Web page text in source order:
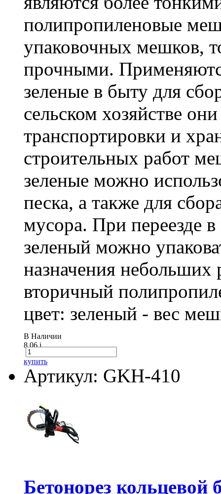
полипропиленовые
упаковочных мешков,
прочными.
зеленые в быту для
сельском хозяйстве
транспортировки и
строительных работ
зеленые можно
песка, а также для
мусора. При переезде
зеленый можно
назначения небольших
вторичный
цвет: зеленый - вес
В Наличии
8.06i
купить
Артикул: GKH-410
Бетонорез